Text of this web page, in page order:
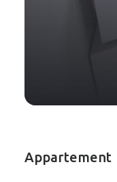
Appartement